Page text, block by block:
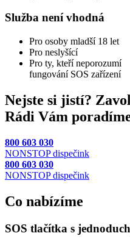
Služba není vhodná
Pro osoby mladší 18 let
Pro neslyšící
Pro ty, kteří neporozumí
fungování SOS zařízení
Nejste si jistí?
Rádi Vám
800 603 030
NONSTOP dispečink
800 603 030
NONSTOP dispečink
Co nabízíme
SOS tlačítka s